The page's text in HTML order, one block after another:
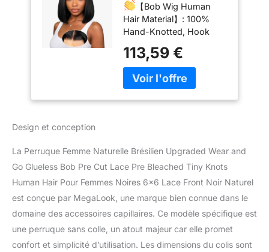
Glueless Bob Wig
Bleached Knot 12
Inch
【Bob Wig Human
Hair Material】: 100%
Hand-Knotted, Hook
100% untreated Brazilian
Human Hair, Cut From a
Young Healthy Donor,
Advanced Pre-bleached
Invisible Knots
Technology, Upgraded
Wear and Go Glueless
Bob Wig , Real Pre-
plucked and Tiny Knots
for that flawless, natural-
looking hairline. Say
113,59 €
Design et conception
La Perruque Femme Naturelle Brésilien Upgraded Wear and
Go Glueless Bob Pre Cut Lace Pre Bleached Tiny Knots
Human Hair Pour Femmes Noires 6×6 Lace Front Noir Naturel
est conçue par MegaLook, une marque bien connue dans le
domaine des accessoires capillaires. Ce modèle spécifique est
une perruque sans colle, un atout majeur car elle promet
confort et simplicité d’utilisation. Les dimensions du colis sont